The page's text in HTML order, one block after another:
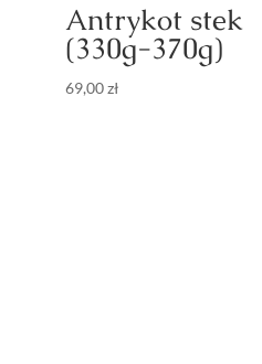
Antrykot stek
(330g-370g)
69,00zł